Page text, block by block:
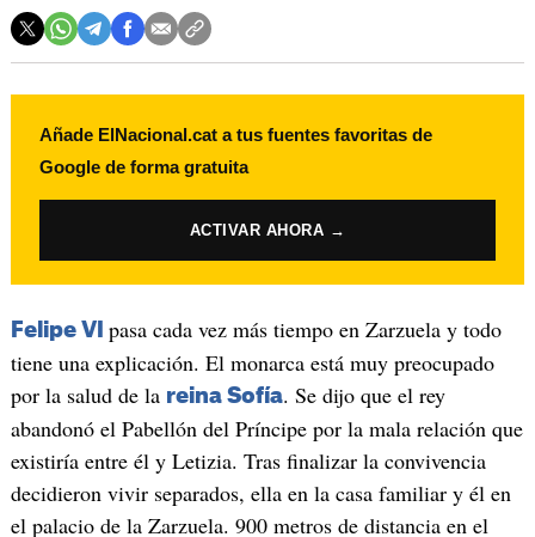
Añade ElNacional.cat a tus fuentes favoritas de
Google de forma gratuita
ACTIVAR AHORA →
Felipe VI pasa cada vez más tiempo en Zarzuela y todo
tiene una explicación. El monarca está muy preocupado
por la salud de la reina Sofía. Se dijo que el rey
abandonó el Pabellón del Príncipe por la mala relación que
existiría entre él y Letizia. Tras finalizar la convivencia
decidieron vivir separados, ella en la casa familiar y él en
el palacio de la Zarzuela. 900 metros de distancia en el